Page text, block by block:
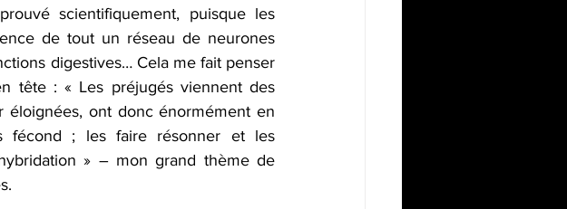
scientifiquement, puisque les
de tout un réseau de neurones
digestives… Cela me fait penser
tête : « Les préjugés viennent des
éloignées, ont donc énormément en
fécond ; les faire résonner et les
» – mon grand thème de